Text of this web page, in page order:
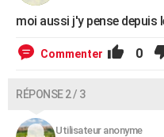
S'inscrire
Se connecter
Lycées
Collèges
Primaires
Universités
Entreprises
Service militaire
Avis de recherche
FORUM
moi aussi j'y pense depuis
Commenter 0
RÉPONSE 2 / 3
Utilisateur anonyme